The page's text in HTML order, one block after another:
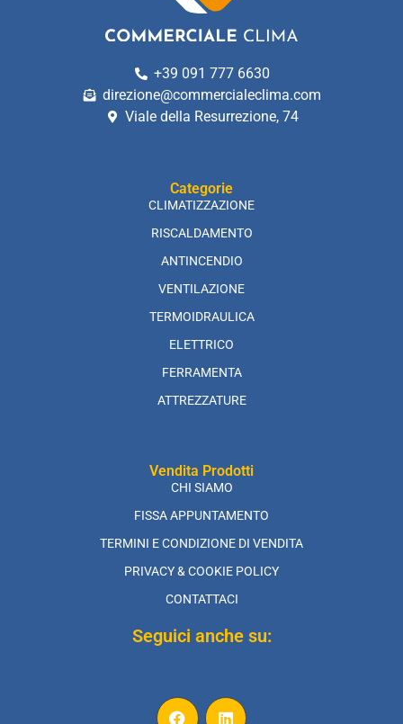
+39 091 777 6630
direzione@commercialeclima.com
Viale della Resurrezione, 74
Categorie
CLIMATIZZAZIONE
RISCALDAMENTO
ANTINCENDIO
VENTILAZIONE
TERMOIDRAULICA
ELETTRICO
FERRAMENTA
ATTREZZATURE
Vendita Prodotti
CHI SIAMO
FISSA APPUNTAMENTO
TERMINI E CONDIZIONE DI VENDITA
PRIVACY & COOKIE POLICY
CONTATTACI
Seguici anche su: